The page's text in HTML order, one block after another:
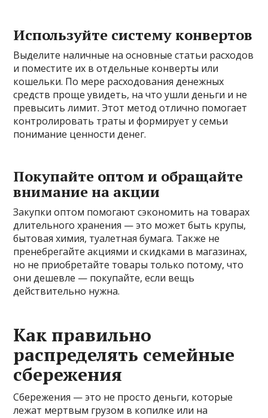
Используйте систему конвертов
Выделите наличные на основные статьи расходов
и поместите их в отдельные конверты или
кошельки. По мере расходования денежных
средств проще увидеть, на что ушли деньги и не
превысить лимит. Этот метод отлично помогает
контролировать траты и формирует у семьи
понимание ценности денег.
Покупайте оптом и обращайте
внимание на акции
Закупки оптом помогают сэкономить на товарах
длительного хранения — это может быть крупы,
бытовая химия, туалетная бумага. Также не
пренебрегайте акциями и скидками в магазинах,
но не приобретайте товары только потому, что
они дешевле — покупайте, если вещь
действительно нужна.
Как правильно
распределять семейные
сбережения
Сбережения — это не просто деньги, которые
лежат мертвым грузом в копилке или на